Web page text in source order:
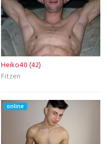
Heiko40 (42)
Fitzen
online